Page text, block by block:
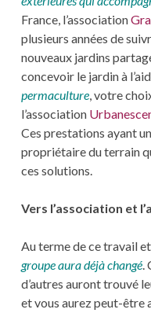
France, l’association
plusieurs années de
nouveaux jardins
concevoir le jardin à
permaculture, votre
l’association
Ces prestations ayant
propriétaire du terrain
ces solutions.
Vers l’association et
Au terme de ce travail
groupe aura déjà changé.
d’autres auront trouvé
et vous aurez peut-être